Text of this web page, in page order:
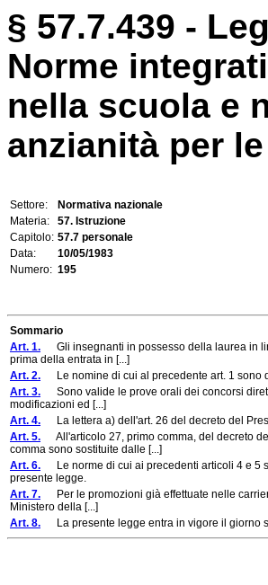
§ 57.7.439 -
Norme
nella scuola e
anzianità per
Settore:
Normativa nazionale
Materia:
57. Istruzione
Capitolo: 57.7 personale
Data:
10/05/1983
Numero: 195
Sommario
Art. 1. Gli insegnanti in possesso della laurea in
prima della entrata in [...]
Art. 2. Le nomine di cui al precedente art. 1 sono
Art. 3. Sono valide le prove orali dei concorsi
modificazioni ed [...]
Art. 4. La lettera a) dell'art. 26 del decreto del
Art. 5. All'articolo 27, primo comma, del decreto
comma sono sostituite dalle [...]
Art. 6. Le norme di cui ai precedenti articoli 4 e 5
presente legge.
Art. 7. Per le promozioni già effettuate nelle
Ministero della [...]
Art. 8. La presente legge entra in vigore il giorno